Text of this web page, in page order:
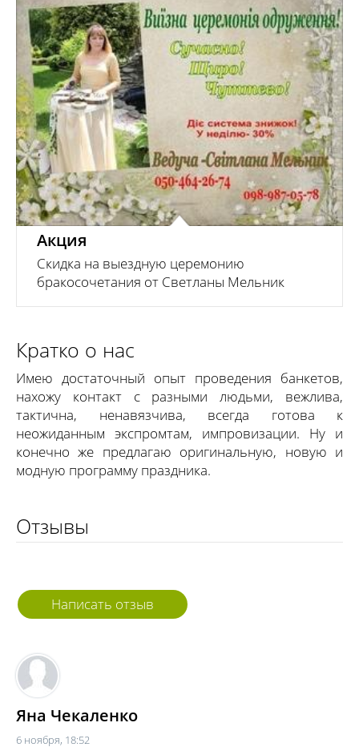
Выездная церемония бракосочетания от Светланы
Мельник – современно, искренне, чувственно! При
проведении церемонии в воскресенье – скидка 30%
Подробнее
Акция
Скидка на выездную церемонию
бракосочетания от Светланы Мельник
Кратко о нас
Имею достаточный опыт проведения банкетов,
нахожу контакт с разными людьми, вежлива,
тактична, ненавязчива, всегда готова к
неожиданным экспромтам, импровизации. Ну и
конечно же предлагаю оригинальную, новую и
модную программу праздника.
Отзывы
Написать отзыв
Яна Чекаленко
6 ноября, 18:52